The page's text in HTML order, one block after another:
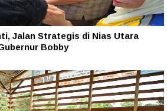
Jalan Strategis di Nias Utara
Bobby